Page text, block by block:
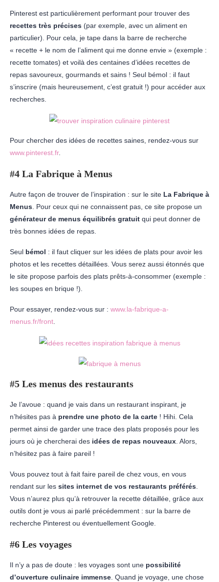
Pinterest est particulièrement performant pour trouver des
recettes très précises (par exemple, avec un aliment en
particulier). Pour cela, je tape dans la barre de recherche
« recette + le nom de l’aliment qui me donne envie » (exemple :
recette tomates) et voilà des centaines d’idées recettes de
repas savoureux, gourmands et sains ! Seul bémol : il faut
s’inscrire (mais heureusement, c’est gratuit !) pour accéder aux
recherches.
Pour chercher des idées de recettes saines, rendez-vous sur
www.pinterest.fr.
#4 La Fabrique à Menus
Autre façon de trouver de l’inspiration : sur le site La Fabrique à
Menus. Pour ceux qui ne connaissent pas, ce site propose un
générateur de menus équilibrés gratuit qui peut donner de
très bonnes idées de repas.
Seul bémol : il faut cliquer sur les idées de plats pour avoir les
photos et les recettes détaillées. Vous serez aussi étonnés que
le site propose parfois des plats prêts-à-consommer (exemple :
les soupes en brique !).
Pour essayer, rendez-vous sur : www.la-fabrique-a-
menus.fr/front.
#5 Les menus des restaurants
Je l’avoue : quand je vais dans un restaurant inspirant, je
n’hésites pas à prendre une photo de la carte ! Hihi. Cela
permet ainsi de garder une trace des plats proposés pour les
jours où je chercherai des idées de repas nouveaux. Alors,
n’hésitez pas à faire pareil !
Vous pouvez tout à fait faire pareil de chez vous, en vous
rendant sur les sites internet de vos restaurants préférés.
Vous n’aurez plus qu’à retrouver la recette détaillée, grâce aux
outils dont je vous ai parlé précédemment : sur la barre de
recherche Pinterest ou éventuellement Google.
#6 Les voyages
Il n’y a pas de doute : les voyages sont une possibilité
d’ouverture culinaire immense. Quand je voyage, une chose